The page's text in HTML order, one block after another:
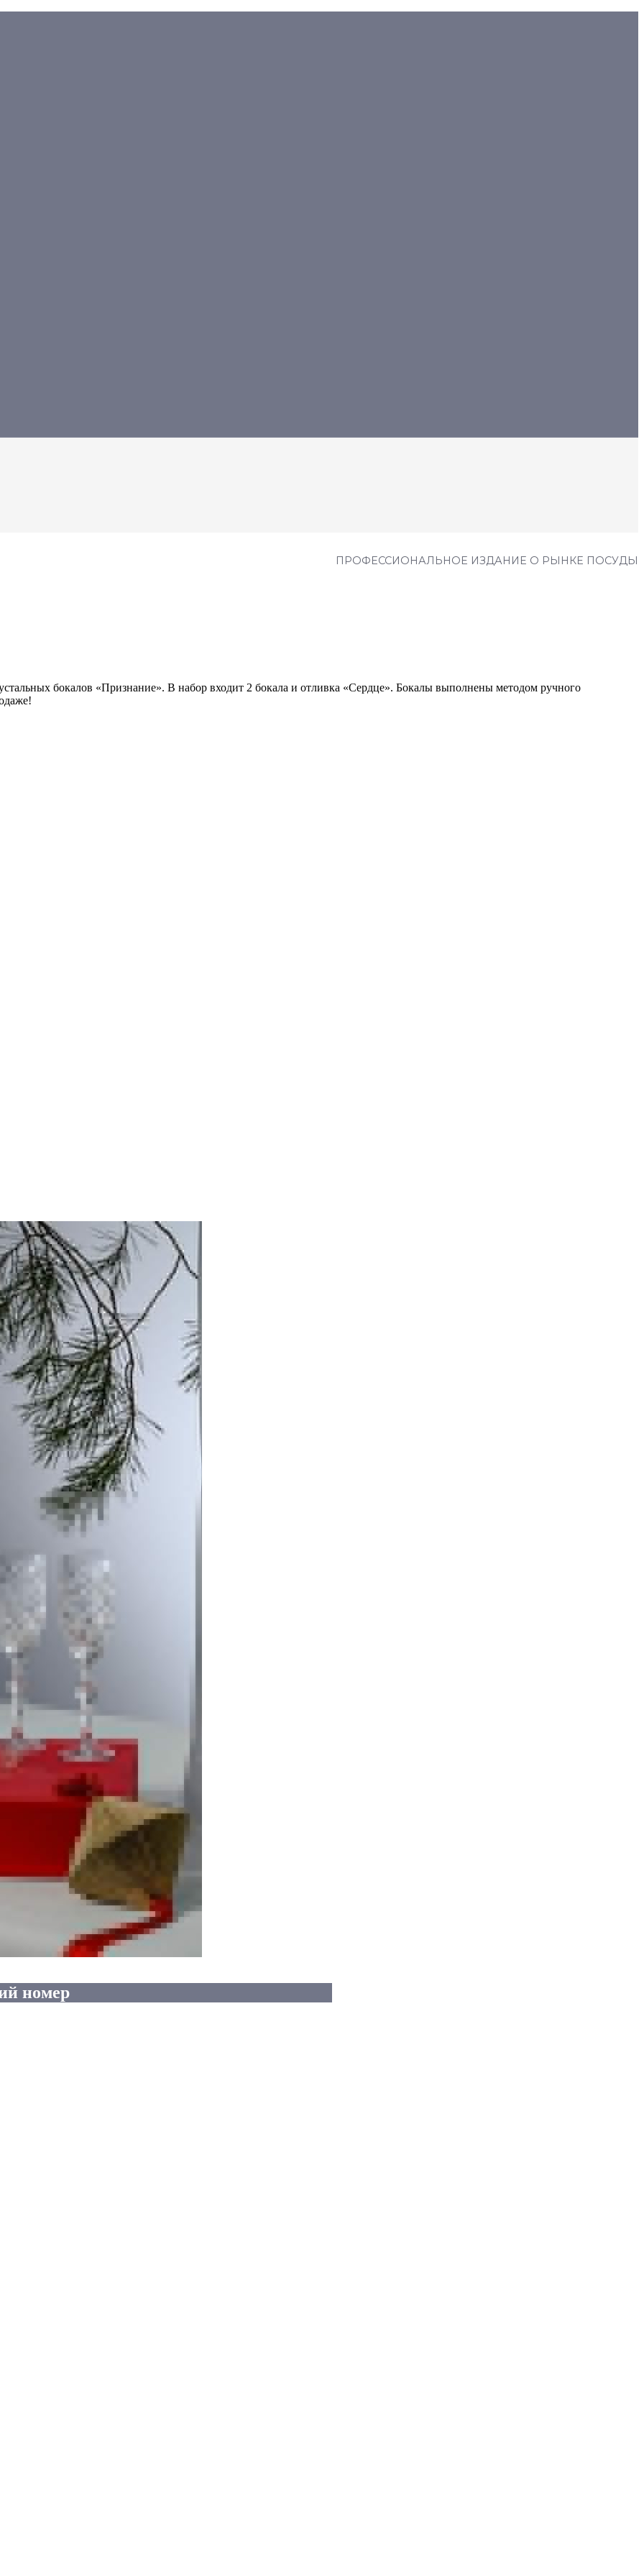
ПРОФЕССИОНАЛЬНОЕ ИЗДАНИЕ О РЫНКЕ ПОСУДЫ
бокалов «Признание». В набор входит 2 бокала и отливка «Сердце». Бокалы выполнены методом ручного
номер